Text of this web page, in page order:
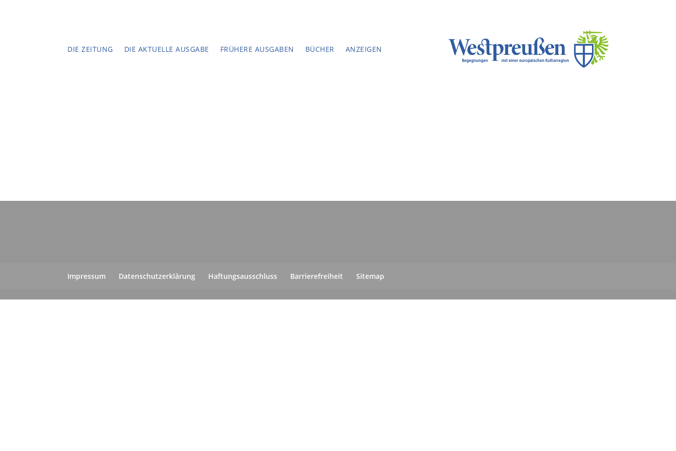
DIE ZEITUNG DIE AKTUELLE AUSGABE FRÜHERE AUSGABEN BÜCHER ANZEIGEN
Impressum Datenschutzerklärung Haftungsausschluss Barrierefreiheit Sitemap